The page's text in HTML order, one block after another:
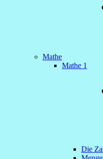
Mathe
Mathe 1
Die